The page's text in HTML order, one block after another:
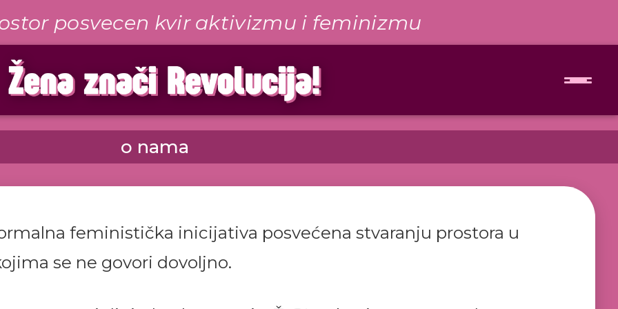
posvecen kvir aktivizmu i feminizmu
o nama
feministička inicijativa posvećena stvaranju prostora u
se ne govori dovoljno.